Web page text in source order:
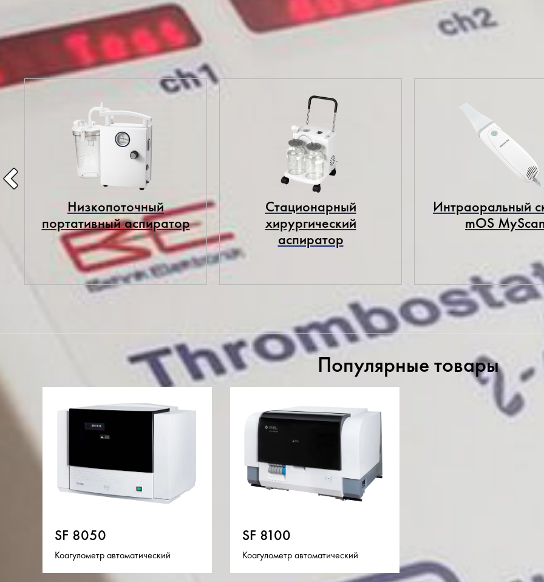
В наличии на складе по специальной цене
Низкопоточный
портативный аспиратор
Стационарный
хирургический
аспиратор
Интраоральный
mOS
Популярные товары
SF 8050
Коагулометр автоматический
SF 8100
Коагулометр автоматический